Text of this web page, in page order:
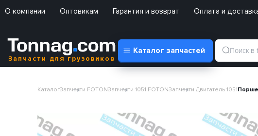
О компании Оптовикам Гарантия и возврат Оплата и
Запчасти для грузовиков
Каталог запчастей
КаталогЗапчасти FOTONЗапчасти 1051 FOTONЗапчасти Двигатель 1051